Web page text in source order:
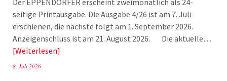
seitige Printausgabe. Die Ausgabe 4/26 ist am 7. Juli
erschienen, die nächste folgt am 1. September 2026.
Anzeigenschluss ist am 21. August 2026. Die aktuelle…
Weiterlesen
8. Juli 2026